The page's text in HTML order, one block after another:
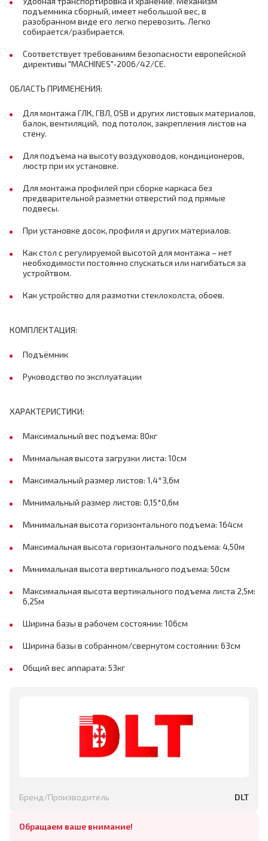
подъемника сборный, имеет небольшой вес, в
разобранном виде его легко перевозить. Легко
собирается/разбирается.
Соответствует требованиям безопасности европейской
директивы "MACHINES"-2006/42/CE.
ОБЛАСТЬ ПРИМЕНЕНИЯ:
Для монтажа ГЛК, ГВЛ, OSB и других листовых материалов,
балок, вентиляций, под потолок, закрепления листов на
стену.
Для подъема на высоту воздуховодов, кондиционеров,
люстр при их установке.
Для монтажа профилей при сборке каркаса без
предварительной разметки отверстий под прямые
подвесы.
При установке досок, профиля и других материалов.
Как стол с регулируемой высотой для монтажа – нет
необходимости постоянно спускаться или нагибаться за
устройтвом.
Как устройство для размотки стеклохолста, обоев.
КОМПЛЕКТАЦИЯ:
Подъёмник
Руководство по эксплуатации
ХАРАКТЕРИСТИКИ:
Максимальный вес подъема: 80кг
Минмальная высота загрузки листа: 10см
Максимальный размер листов: 1,4*3,6м
Минимальный размер листов: 0,15*0,6м
Минимальная высота горизонтального подъема: 164см
Максимальная высота горизонтального подъема: 4,50м
Минимальная высота вертикального подъема: 50см
Максимальная высота вертикального подъема листа 2,5м:
6,25м
Ширина базы в рабочем состоянии: 106см
Ширина базы в собранном/свернутом состоянии: 63см
Общий вес аппарата: 53кг
Бренд/Производитель DLT
Обращаем ваше внимание!